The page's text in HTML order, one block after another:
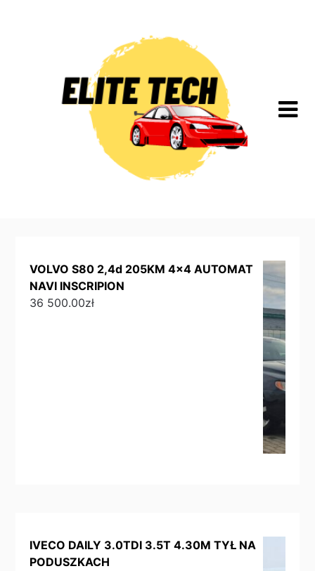
VOLVO S80 2,4d 205KM 4x4 AUTOMAT
NAVI INSCRIPION
36 500.00zł
IVECO DAILY 3.0TDI 3.5T 4.30M TYŁ NA
PODUSZKACH